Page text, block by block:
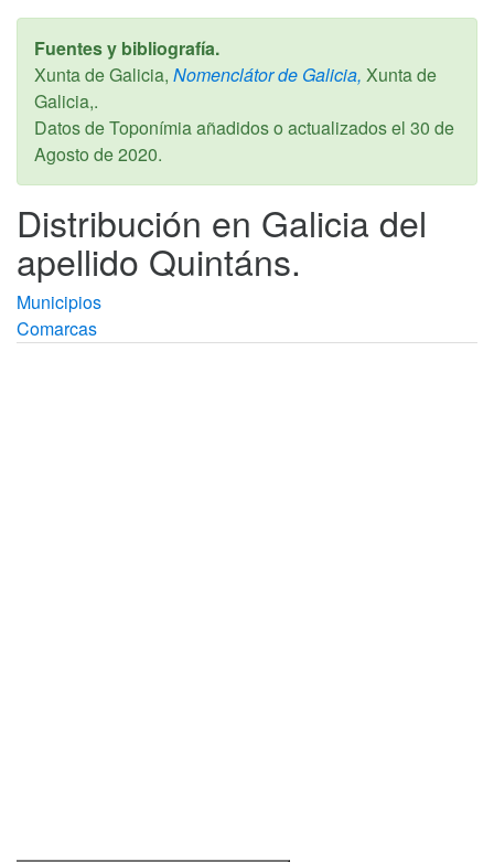
Fuentes y bibliografía.
Xunta de Galicia, Nomenclátor de Galicia, Xunta de
Galicia,.
Datos de Toponímia añadidos o actualizados el 30 de
Agosto de 2020.
Distribución en Galicia del
apellido Quintáns.
Municipios
Comarcas